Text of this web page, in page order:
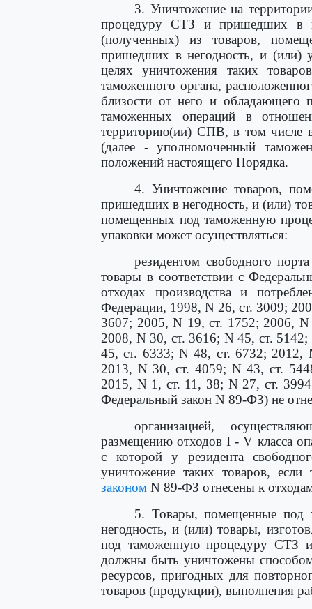
3. Уничтожение на
процедуру СТЗ и пришедших в
(полученных) из товаров,
пришедших в негодность, и (или)
целях уничтожения таких
таможенного органа,
близости от него и обладающего
таможенных операций в
территорию(ии) СПВ, в том числе
(далее - уполномоченный
положений настоящего Порядка.
4. Уничтожение товаров,
пришедших в негодность, и (или)
помещенных под таможенную
упаковки может осуществляться:
резидентом свободного
товары в соответствии с
отходах производства и
Федерации, 1998, N 26, ст. 3009;
3607; 2005, N 19, ст. 1752; 2006,
2008, N 30, ст. 3616; N 45, ст.
45, ст. 6333; N 48, ст. 6732;
2013, N 30, ст. 4059; N 43, ст.
2015, N 1, ст. 11, 38; N 27, ст.
Федеральный закон N 89-ФЗ) не
организацией,
размещению отходов I - V класса
с которой у резидента
уничтожение таких товаров,
законом N 89-ФЗ отнесены к
5. Товары, помещенные
негодность, и (или) товары,
под таможенную процедуру СТЗ
должны быть уничтожены
ресурсов, пригодных для
товаров (продукции), выполнения